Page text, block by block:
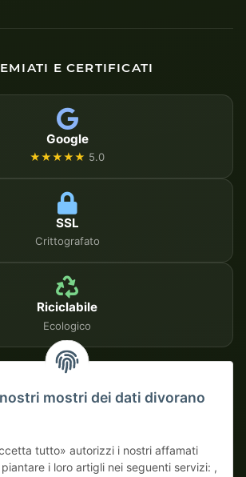
E CERTIFICATI
Google
★★★★★ 5.0
SSL
Crittografato
Riciclabile
Ecologico
mostri dei dati divorano
tutto» autorizzi i nostri affamati
i loro artigli nei seguenti servizi: ,